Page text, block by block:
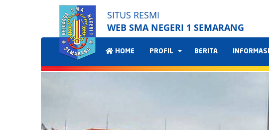
SITUS RESMI
WEB SMA NEGERI 1 SEMARANG
HOME PROFIL BERITA INFORMASI